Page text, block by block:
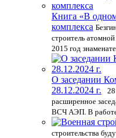
Книга «В
комплекса
строитель
2015 год
О заседании
28.12.2024 г.
расширенное
ВСЧ АЭП. В
строительства